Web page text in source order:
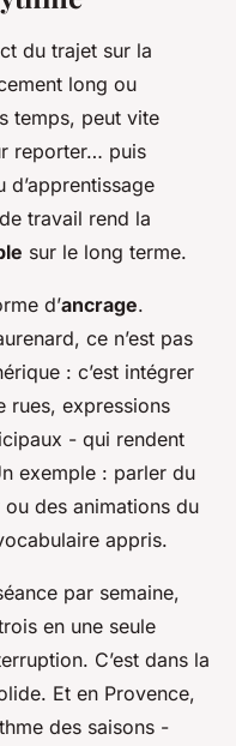
du trajet sur la
long ou
temps, peut vite
reporter… puis
d’apprentissage
travail rend la
sur le long terme.
d’ancrage.
ce n’est pas
: c’est intégrer
rues, expressions
- qui rendent
exemple : parler du
des animations du
appris.
par semaine,
en une seule
C’est dans la
Et en Provence,
des saisons -